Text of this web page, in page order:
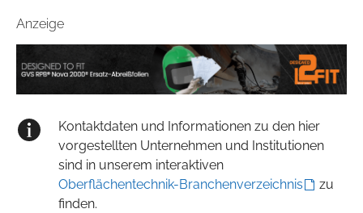
Anzeige
Kontaktdaten und Informationen zu den hier
vorgestellten Unternehmen und Institutionen
sind in unserem interaktiven
Oberflächentechnik-Branchenverzeichnis
zu
finden.